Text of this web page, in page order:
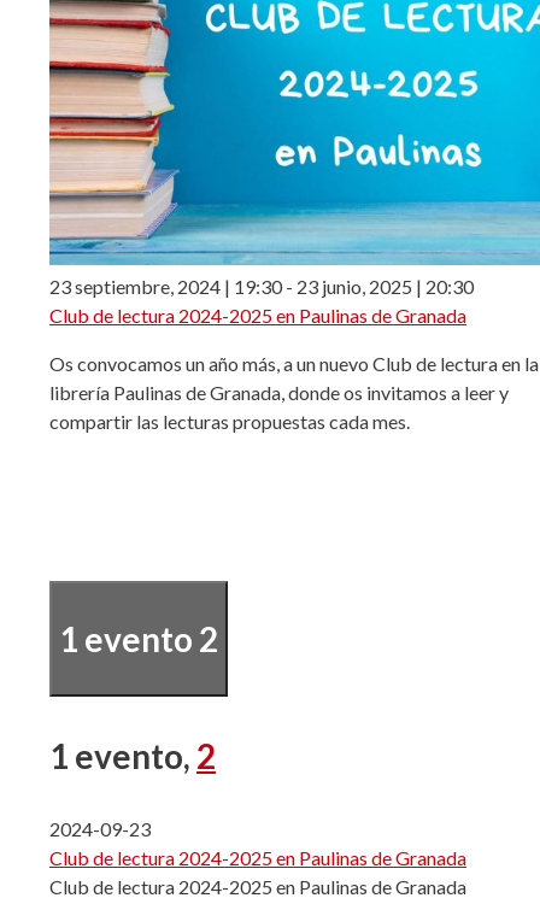
23 septiembre, 2024 | 19:30- 23 junio, 2025 | 20:30
Club de lectura 2024-2025 en Paulinas de Granada
Os convocamos un año más, a un nuevo Club de lectura en la
librería Paulinas de Granada, donde os invitamos a leer y
compartir las lecturas propuestas cada mes.
1 evento 2
1 evento, 2
2024-09-23
Club de lectura 2024-2025 en Paulinas de Granada
Club de lectura 2024-2025 en Paulinas de Granada